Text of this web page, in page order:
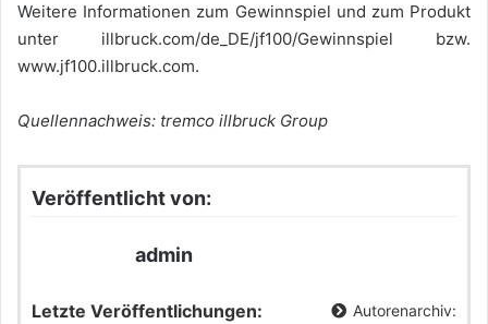
Weitere Informationen zum Gewinnspiel und zum Produkt
unter illbruck.com/de_DE/jf100/Gewinnspiel bzw.
www.jf100.illbruck.com.
Quellennachweis: tremco illbruck Group
Veröffentlicht von:
admin
Letzte Veröffentlichungen: Autorenarchiv: